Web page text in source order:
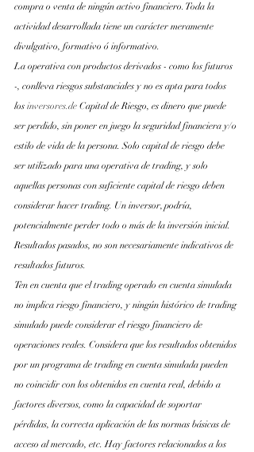
compra o venta de ningún activo financiero. Toda la
actividad desarrollada tiene un carácter meramente
divulgativo, formativo ó informativo.
La operativa con productos derivados - como los futuros
-, conlleva riesgos substanciales y no es apta para todos
los inversores.de Capital de Riesgo, es dinero que puede
ser perdido, sin poner en juego la seguridad financiera y/o
estilo de vida de la persona. Solo capital de riesgo debe
ser utilizado para una operativa de trading, y solo
aquellas personas con suficiente capital de riesgo deben
considerar hacer trading. Un inversor, podría,
potencialmente perder todo o más de la inversión inicial.
Resultados pasados, no son necesariamente indicativos de
resultados futuros.
Ten en cuenta que el trading operado en cuenta simulada
no implica riesgo financiero, y ningún histórico de trading
simulado puede considerar el riesgo financiero de
operaciones reales. Considera que los resultados obtenidos
por un programa de trading en cuenta simulada pueden
no coincidir con los obtenidos en cuenta real, debido a
factores diversos, como la capacidad de soportar
pérdidas, la correcta aplicación de las normas básicas de
acceso al mercado, etc. Hay factores relacionados a los